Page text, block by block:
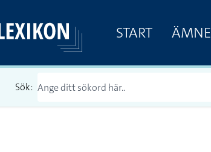
START ÄMNE
Sök: